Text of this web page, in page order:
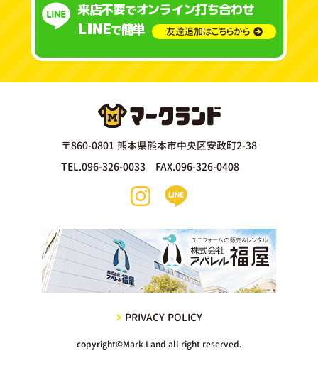
来店不要でオンライン打ち合わせ
LINEで簡単 友達追加はこちらから
〒860-0801 熊本県熊本市中央区安政町2-38
TEL.096-326-0033 FAX.096-326-0408
PRIVACY POLICY
copyright©Mark Land all right reserved.